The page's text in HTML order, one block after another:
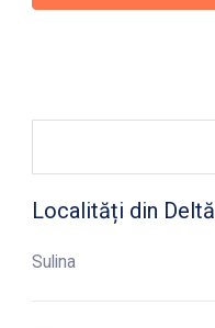
Localități din Deltă
Sulina